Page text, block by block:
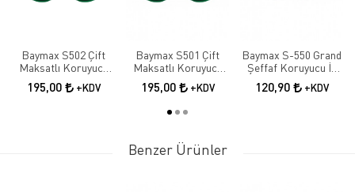
Baymax S502 Çift
Maksatlı Koruyucu
Kaynak Gözlüğü |
Tam Kapalı İş
195,00 +KDV
Baymax S501 Çift
Maksatlı Koruyucu
Kaynak Gözlüğü |
Tam Kapalı İş
195,00 +KDV
Baymax S-550 Grand
Şeffaf Koruyucu İş
Gözlüğü | Antifog İş
Güvenliği Gözlüğü
120,90 +KDV
Benzer Ürünler